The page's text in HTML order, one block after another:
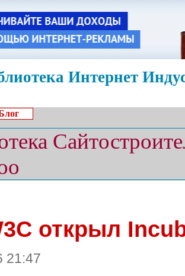
Интернет
открыл
21:47